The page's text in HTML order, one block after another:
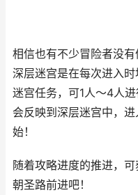
相信也有不少冒险者没有
深层迷宫是在每次进入
迷宫任务，可1人～4人
会反映到深层迷宫中，
始！
随着攻略进度的推进，
朝圣路前进吧！